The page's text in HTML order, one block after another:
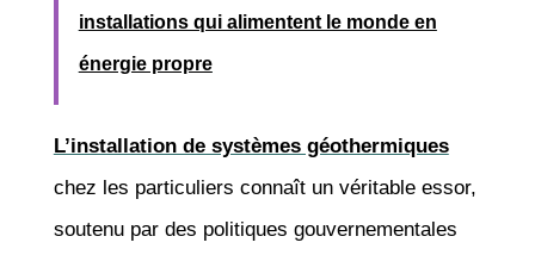
installations qui alimentent le monde en
énergie propre
L’installation de systèmes géothermiques
chez les particuliers connaît un véritable essor,
soutenu par des politiques gouvernementales